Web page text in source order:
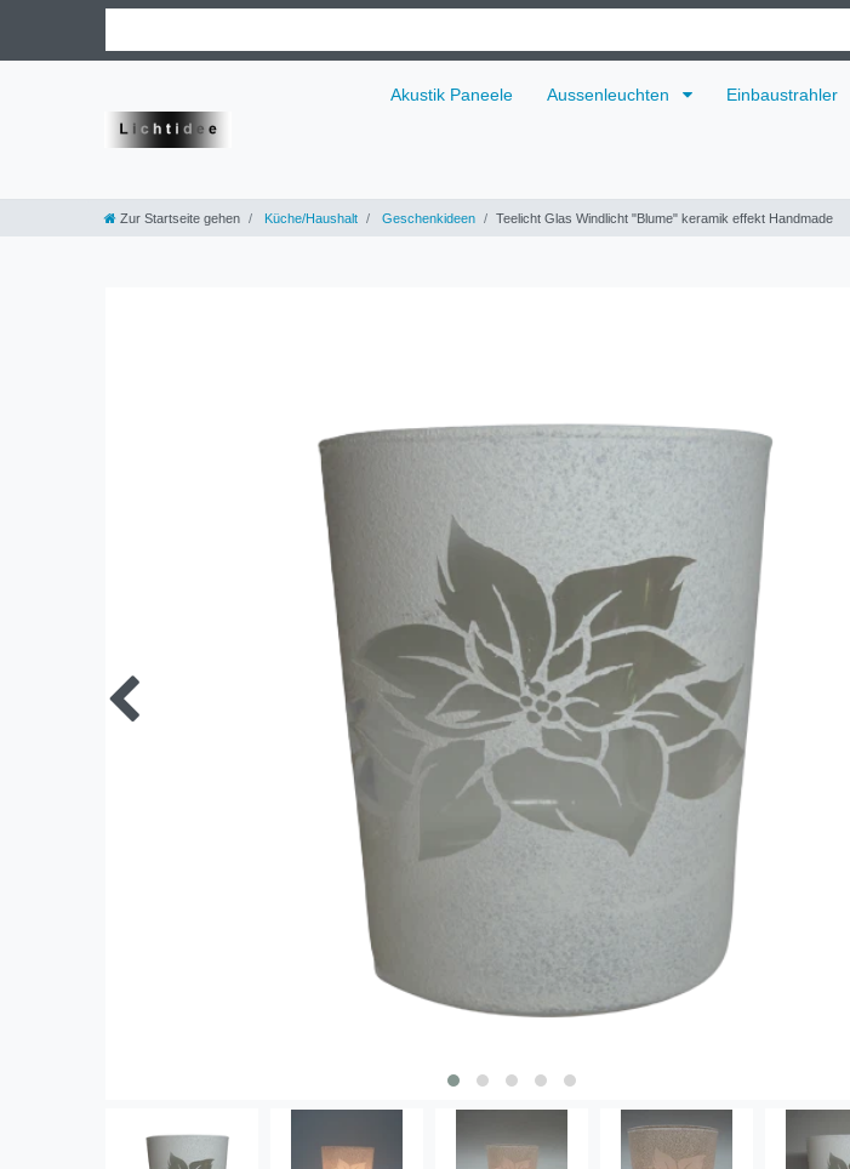
Akustik Paneele Aussenleuchten Einbaustrahler
Zur Startseite gehen Küche/Haushalt Geschenkideen Teelicht Glas Windlicht "Blume" keramik effekt Handmade